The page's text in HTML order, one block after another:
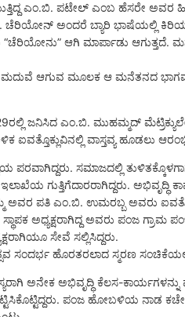
ಎಂ.ಬಿ. ಪಟೇಲ್ ಎಂಬ ಹೆಸರೇ ಅವರ
ಚೆರಿಯೋನ್ ಅಂದರೆ ಬ್ಯಾರಿ ಭಾಷೆಯಲ್ಲಿ
ಆಗಿ ಮಾರ್ಪಾಡು
ಮದುವೆ ಆಗುವ ಮೂಲಕ ಆ ಮನೆತನದ
ಎಂ.ಬಿ. ಮುಹಮ್ಮದ್
ವಾಸ್ತವ್ಯ ಹೂಡಲು
ಪರವಾಗಿದ್ದರು. ಸಮಾಜದಲ್ಲಿ
ಗುತ್ತಿಗೆದಾರರಾಗಿದ್ದರು. ಅಭಿವೃದ್ಧಿ
ಅವರ ಪತಿ ಎಂ.ಬಿ. ಉಮರಬ್ಬ ಅವರು
ಅಧ್ಯಕ್ಷರಾಗಿದ್ದ ಅವರು ಪಂಜ ಗ್ರಾಮ
ಸೇವೆ ಸಲ್ಲಿಸಿದ್ದರು.
ಸಂದರ್ಭ ಹೊರತರಲಾದ ಸ್ಮರಣ
ಅನೇಕ ಅಭಿವೃದ್ಧಿ ಕೆಲಸ-
ಪಂಜ ಹೋಬಳಿಯ ನಾಡ